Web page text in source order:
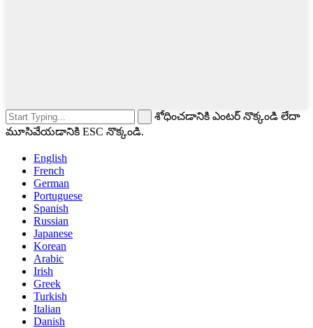
శోధించడానికి ఎంటర్ నొక్కండి లేదా
మూసివేయడానికి ESC నొక్కండి.
English
French
German
Portuguese
Spanish
Russian
Japanese
Korean
Arabic
Irish
Greek
Turkish
Italian
Danish